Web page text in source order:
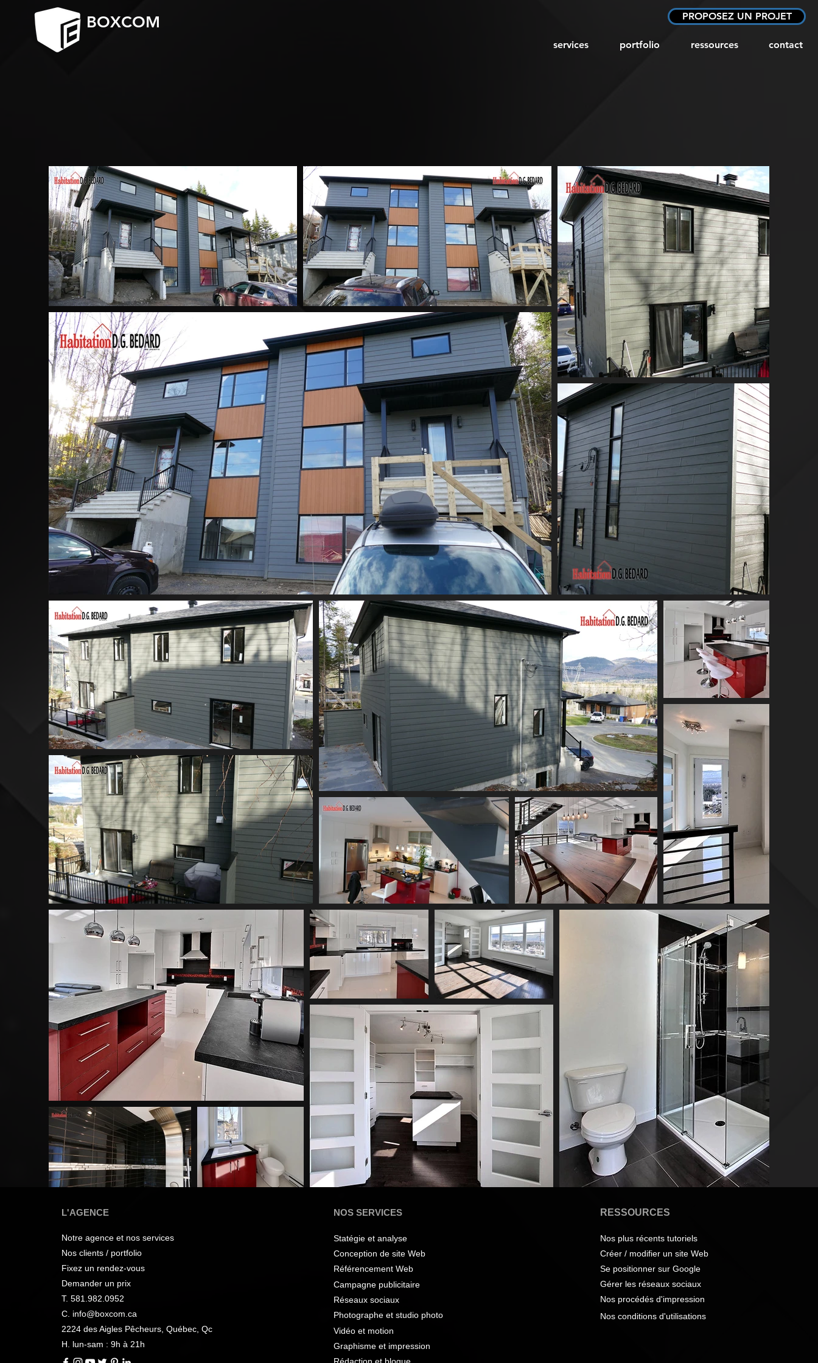
BOXCOM
services portfolio ressources contact
PROPOSEZ UN PROJET
L'AGENCE
Notre agence et nos services
Nos clients / portfolio
Fixez un rendez-vous
Demander un prix
T. 581.982.0952
C. info@boxcom.ca
2224 des Aigles Pêcheurs, Québec, Qc
H. lun-sam : 9h à 21h
NOS SERVICES
Statégie et analyse
Conception de site Web
Référencement Web
Campagne publicitaire
Réseaux sociaux
Photographe et studio photo
Vidéo et motion
Graphisme et impression
RESSOURCES
Nos plus récents tutoriels
Créer / modifier un site Web
Se positionner sur Google
Gérer les réseaux sociaux
Nos procédés d'impression
Nos conditions d'utilisations